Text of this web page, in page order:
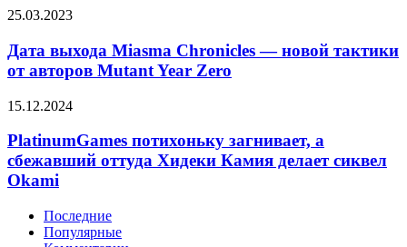
—
свежий
трейлер
«Одни
нас»
Дата
Miasma
Chronicles
—
тактики
авторов
Mutant
Year
25.03.2023
Дата выхода Miasma Chronicles — новой тактики
от авторов Mutant Year Zero
PlatinumGames
загнивает,
сбежавший
оттуда
Камия
делает
15.12.2024
PlatinumGames потихоньку загнивает, а
сбежавший оттуда Хидеки Камия делает сиквел
Okami
Последние
Популярные